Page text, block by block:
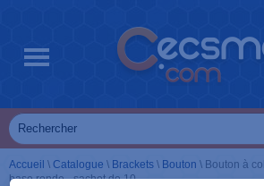
Accueil \ Catalogue \ Brackets \ Bouton \ Bouton à
base ronde - sachet de 10